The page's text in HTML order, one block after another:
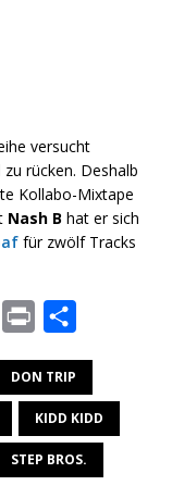
versucht
rücken. Deshalb
Kollabo-Mixtape
Nash B hat er sich
für zwölf Tracks
i
n
t
l
e
n
DON TRIP
KIDD KIDD
STEP BROS.